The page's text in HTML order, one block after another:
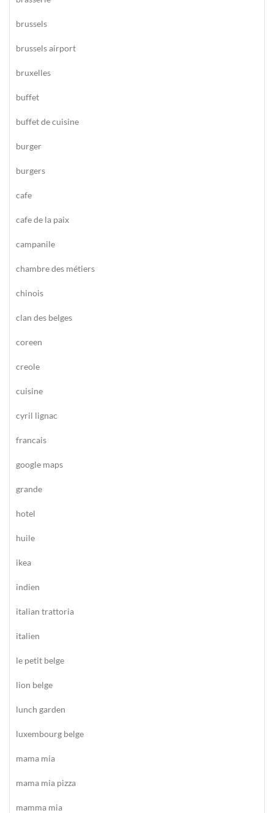
brussels
brussels airport
bruxelles
buffet
buffet de cuisine
burger
burgers
cafe
cafe de la paix
campanile
chambre des métiers
chinois
clan des belges
coreen
creole
cuisine
cyril lignac
francais
google maps
grande
hotel
huile
ikea
indien
italian trattoria
italien
le petit belge
lion belge
lunch garden
luxembourg belge
mama mia
mama mia pizza
mamma mia